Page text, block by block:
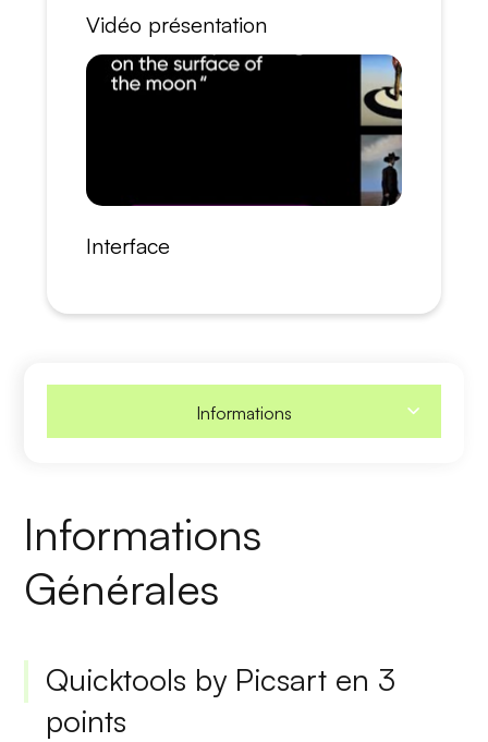
Vidéo présentation
Interface
Informations
Informations
Générales
Quicktools by Picsart en 3
points